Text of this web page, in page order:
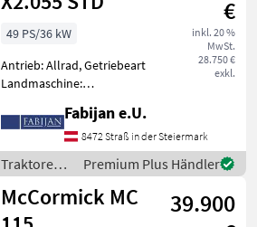
€
inkl. 20 %
MwSt.
28.750 €
exkl.
49 PS/36 kW
Antrieb: Allrad, Getriebeart
Landmaschine:
Plattform: Kabine,
Zapfwellendrehzahl:
540/540E,
Höchstgeschwindigkeit in
km/h: 30 km/h, Aufladung:
Turbola
Fabijan e.U.
8472 Straß in der Steiermark
Traktoren /
McCormick
Premium Plus Händler
McCormick MC
39.900